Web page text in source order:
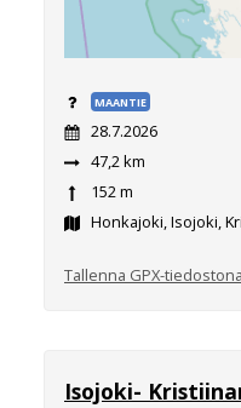
MAANTIE
28.7.2026
47,2 km
152 m
Honkajoki, Isojoki,
Tallenna GPX-tiedostona
Isojoki-